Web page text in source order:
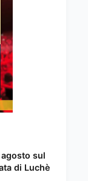
sul
di Luchè